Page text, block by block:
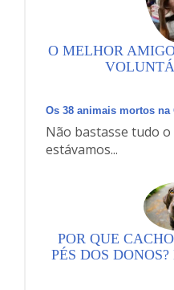
O MELHOR
Os 38 animais mortos na
Não bastasse tudo
estávamos...
POR QUE
PÉS DOS